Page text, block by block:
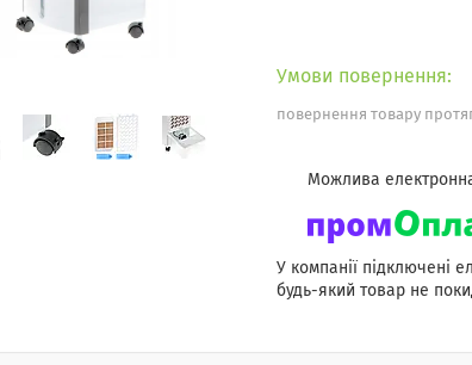
повернення товару
У компанії підключені
будь-який товар не